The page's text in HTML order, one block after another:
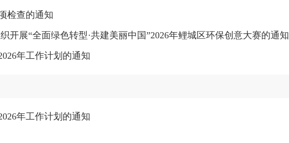
检查的通知
开展“全面绿色转型·共建美丽中国”2026年鲤城区环保创意大赛的通知
年工作计划的通知
年工作计划的通知